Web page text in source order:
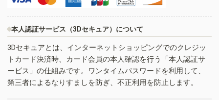
本人認証サービス（3Dセキュア）について
3Dセキュアとは、インターネットショッピングでのクレジッ
トカード決済時、カード会員の本人確認を行う「本人認証サ
ービス」の仕組みです。ワンタイムパスワードを利用して、
第三者によるなりすましを防ぎ、不正利用を防止します。